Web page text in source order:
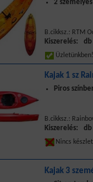
2
B.cikksz.: RTM
Kiszerelés: db
Kajak 1 sz
Piros
B.cikksz.:
Kiszerelés: db
Nincs
Kajak 3